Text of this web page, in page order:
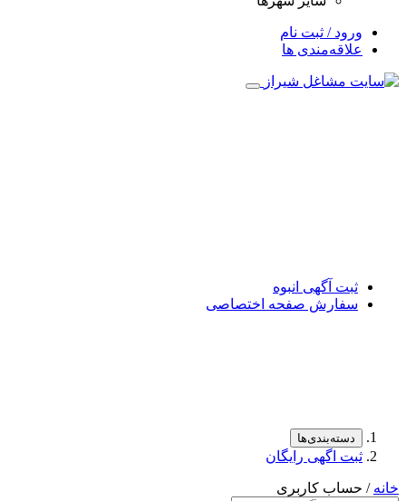
ورود / ثبت نام
علاقه‌مندی ها
ثبت آگهی انبوه
سفارش صفحه اختصاصی
دسته‌بندی‌ها
ثبت اگهی رایگان
خانه / حساب کاربری